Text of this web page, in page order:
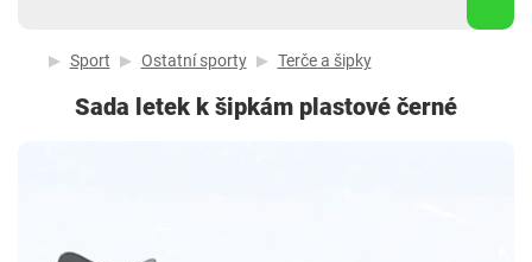
Sport Ostatní sporty Terče a šipky
Sada letek k šipkám plastové černé